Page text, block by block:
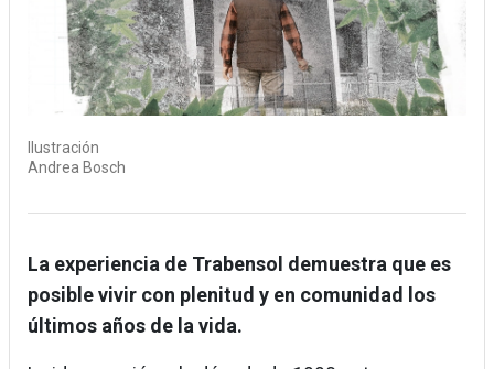
Ilustración
Andrea Bosch
La experiencia de Trabensol demuestra que es
posible vivir con plenitud y en comunidad los
últimos años de la vida.